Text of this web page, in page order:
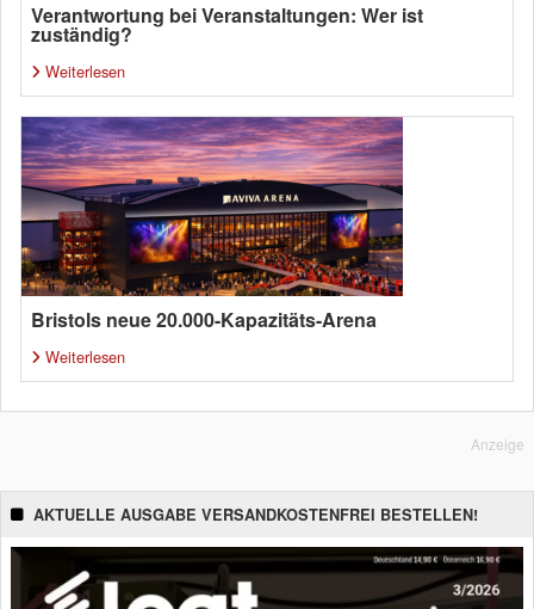
Verantwortung bei Veranstaltungen: Wer ist
zuständig?
Weiterlesen
Bristols neue 20.000-Kapazitäts-Arena
Weiterlesen
Anzeige
AKTUELLE AUSGABE VERSANDKOSTENFREI BESTELLEN!